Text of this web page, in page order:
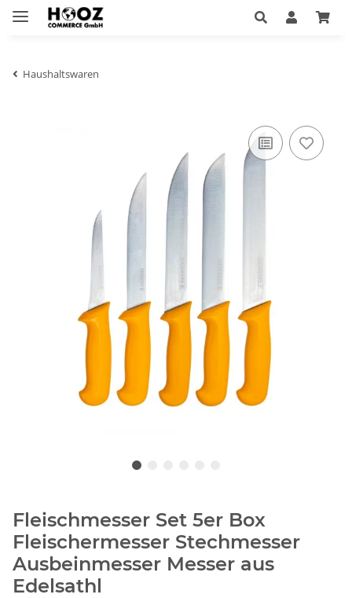
Haushaltswaren
Fleischmesser Set 5er Box
Fleischermesser Stechmesser
Ausbeinmesser Messer aus
Edelsathl